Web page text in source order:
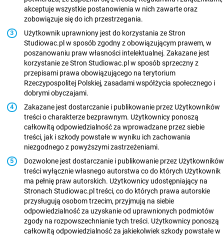
akceptuje wszystkie postanowienia w nich zawarte oraz
zobowiązuje się do ich przestrzegania.
Użytkownik uprawniony jest do korzystania ze Stron
Studiowac.pl w sposób zgodny z obowiązującym prawem, w
poszanowaniu praw własności intelektualnej. Zakazane jest
korzystanie ze Stron Studiowac.pl w sposób sprzeczny z
przepisami prawa obowiązującego na terytorium
Rzeczypospolitej Polskiej, zasadami współżycia społecznego i
dobrymi obyczajami.
Zakazane jest dostarczanie i publikowanie przez Użytkowników
treści o charakterze bezprawnym. Użytkownicy ponoszą
całkowitą odpowiedzialność za wprowadzane przez siebie
treści, jak i szkody powstałe w wyniku ich zachowania
niezgodnego z powyższymi zastrzeżeniami.
Dozwolone jest dostarczanie i publikowanie przez Użytkowników
treści wyłącznie własnego autorstwa co do których Użytkownik
ma pełnię praw autorskich. Użytkownicy udostępniający na
Stronach Studiowac.pl treści, co do których prawa autorskie
przysługują osobom trzecim, przyjmują na siebie
odpowiedzialność za uzyskanie od uprawnionych podmiotów
zgody na rozpowszechnianie tych treści. Użytkownicy ponoszą
całkowitą odpowiedzialność za jakiekolwiek szkody powstałe w